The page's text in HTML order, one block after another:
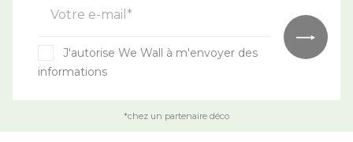
Votre e-mail*
J'autorise We Wall à m'envoyer des
informations
*chez un partenaire déco